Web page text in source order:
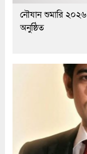
নৌযান শুমারি
অনুষ্ঠিত